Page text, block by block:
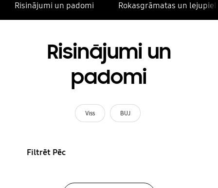
Risinājumi un padomi Rokasgrāmatas un
Risinājumi un
padomi
Viss BUJ
Filtrēt Pēc